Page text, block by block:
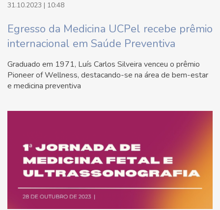
31.10.2023 | 10:48
Egresso da Medicina UCPel recebe prêmio
internacional em Saúde Preventiva
Graduado em 1971, Luís Carlos Silveira venceu o prêmio
Pioneer of Wellness, destacando-se na área de bem-estar
e medicina preventiva